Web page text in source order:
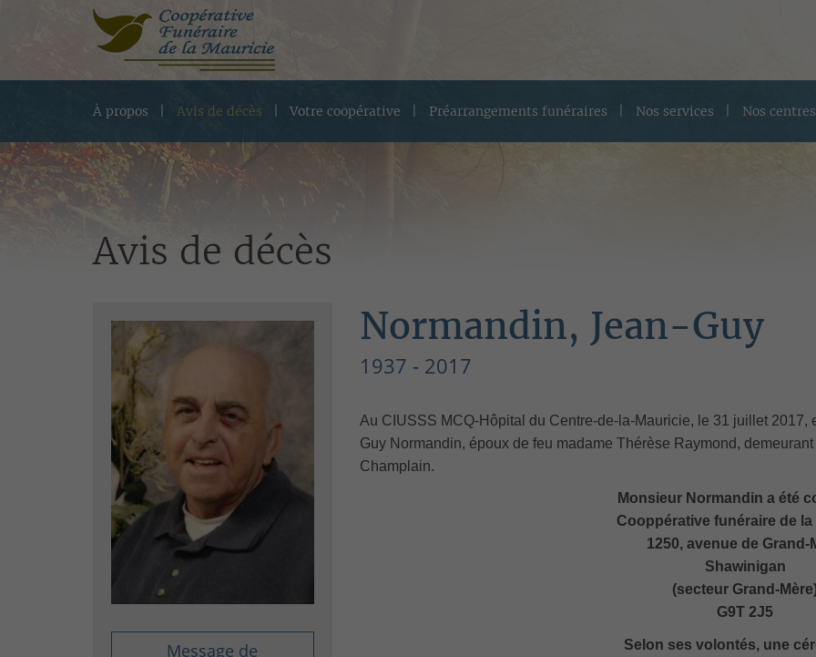
À propos Avis de décès Votre coopérative Préarrangements funéraires Nos services Nos
Avis de décès
Message de
Normandin, Jean-Guy
1937 - 2017
Au CIUSSS MCQ-Hôpital du Centre-de-la-Mauricie, le 31 juillet 2017,
Guy Normandin, époux de feu madame Thérèse Raymond,
Champlain.
Monsieur Normandin a été
Cooppérative funéraire de la
1250, avenue de Grand-
Shawinigan
(secteur Grand-
G9T 2J5
Selon ses volontés, une